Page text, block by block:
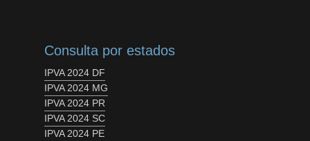
Consulta por estados
IPVA 2024 DF
IPVA 2024 MG
IPVA 2024 PR
IPVA 2024 SC
IPVA 2024 PE